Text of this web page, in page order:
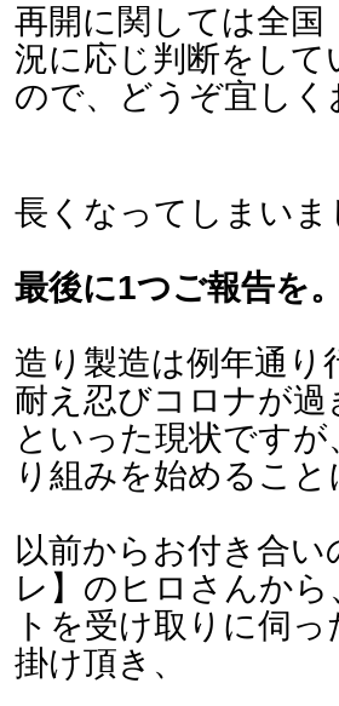
再開に関しては全国
況に応じ判断をし
ので、どうぞ宜し
長くなってしまいま
最後に1つご報告を
造り製造は例年通り
耐え忍びコロナが
といった現状です
り組みを始めるこ
以前からお付き合
レ】のヒロさんか
トを受け取りに伺
掛け頂き、